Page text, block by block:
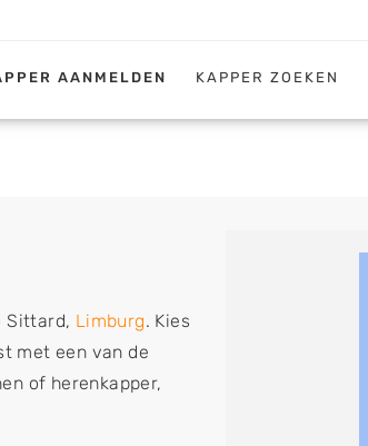
AANMELDEN KAPPER ZOEKEN
Sittard, Limburg. Kies
met een van de
of herenkapper,
barber of kies voor